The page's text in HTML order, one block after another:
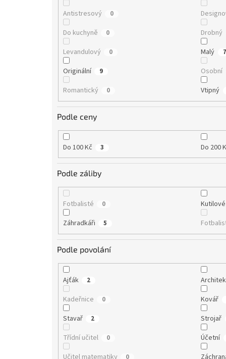
Antistresový 0
Do kuchyně 0 Drobný
Levandulový 0 Malý 7
Originální 9 Osobní
Romantický 0 Vtipný
Podle ceny
Do 100 Kč 3 Do 200
Podle záliby
Fotbalisté 0 Kutilové
Záhradkáři 5
Podle povolání
Ajťák 2
Kadeřnice 0 Kovář
Stavař 2 Strojař
Třídní učitel 0 Účetní
Učitel matematiky 0